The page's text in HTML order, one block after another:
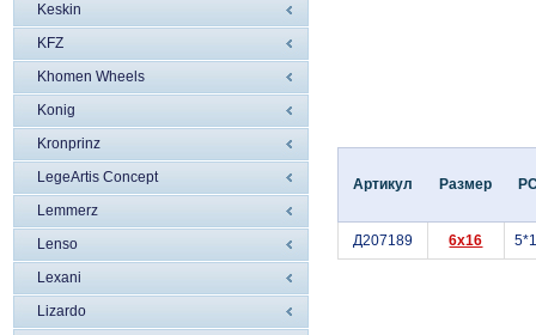
Keskin
KFZ
Khomen Wheels
Konig
Kronprinz
LegeArtis Concept
Lemmerz
Lenso
Lexani
Lizardo
Артикул Размер
Д207189 6x16